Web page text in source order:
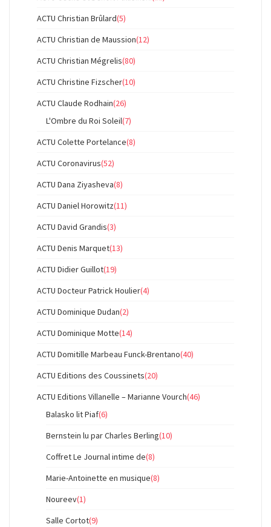
ACTU Christian Brûlard(5)
ACTU Christian de Maussion(12)
ACTU Christian Mégrelis(80)
ACTU Christine Fizscher(10)
ACTU Claude Rodhain(26)
L'Ombre du Roi Soleil(7)
ACTU Colette Portelance(8)
ACTU Coronavirus(52)
ACTU Dana Ziyasheva(8)
ACTU Daniel Horowitz(11)
ACTU David Grandis(3)
ACTU Denis Marquet(13)
ACTU Didier Guillot(19)
ACTU Docteur Patrick Houlier(4)
ACTU Dominique Dudan(2)
ACTU Dominique Motte(14)
ACTU Domitille Marbeau Funck-Brentano(40)
ACTU Editions des Coussinets(20)
ACTU Editions Villanelle – Marianne Vourch(46)
Balasko lit Piaf(6)
Bernstein lu par Charles Berling(10)
Coffret Le Journal intime de(8)
Marie-Antoinette en musique(8)
Noureev(1)
Salle Cortot(9)